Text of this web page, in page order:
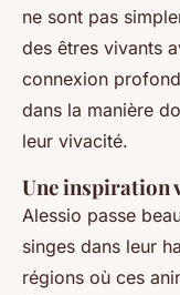
ne sont pas
des êtres vivants
connexion
dans la manière
leur vivacité.
Une inspiration
Alessio passe
singes dans leur
régions où ces